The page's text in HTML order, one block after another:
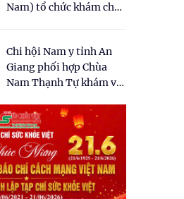
Nam) tổ chức khám chữa
dân tại xã Tân Tập
Chi hội Nam y tỉnh An
Giang phối hợp Chùa
Nam Thạnh Tự khám và
nhân dân